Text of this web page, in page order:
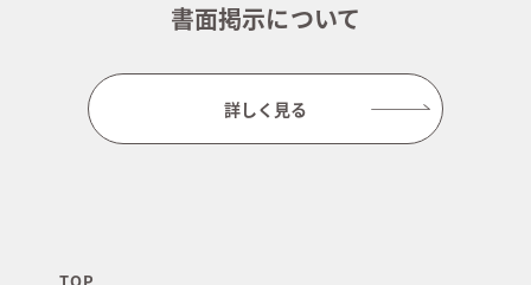
書面掲示について
詳しく見る